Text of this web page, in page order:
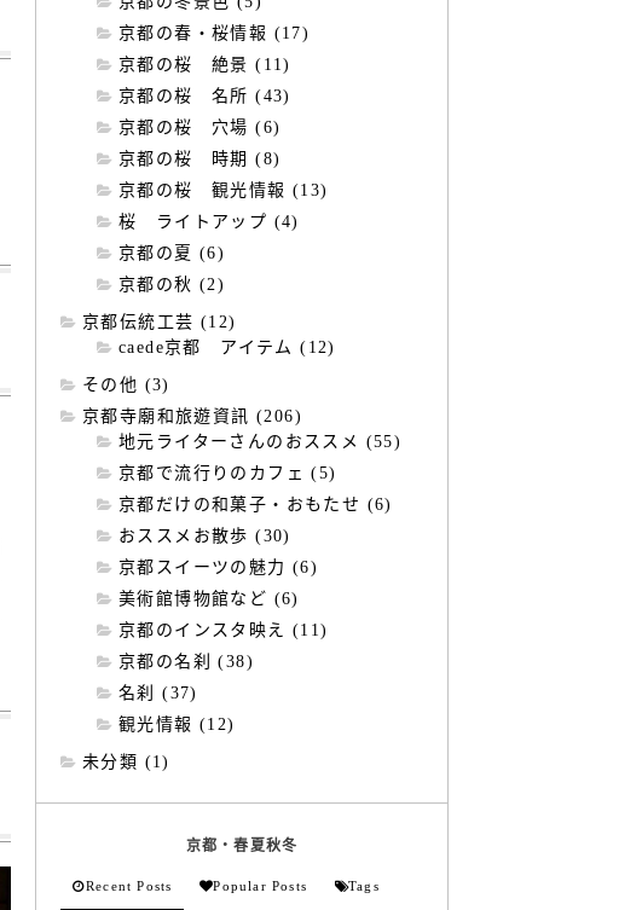
京都の春・桜情報 (17)
京都の桜 絶景 (11)
京都の桜 名所 (43)
京都の桜 穴場 (6)
京都の桜 時期 (8)
京都の桜 観光情報 (13)
桜 ライトアップ (4)
京都の夏 (6)
京都の秋 (2)
京都伝統工芸 (12)
caede京都 アイテム (12)
その他 (3)
京都寺廟和旅遊資訊 (206)
地元ライターさんのおススメ (55)
京都で流行りのカフェ (5)
京都だけの和菓子・おもたせ (6)
おススメお散歩 (30)
京都スイーツの魅力 (6)
美術館博物館など (6)
京都のインスタ映え (11)
京都の名刹 (38)
名刹 (37)
観光情報 (12)
未分類 (1)
京都・春夏秋冬
Recent Posts Popular Posts Tags